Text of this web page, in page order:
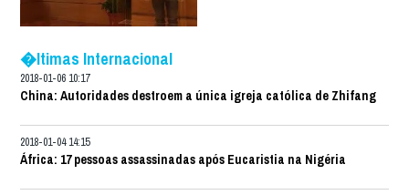
�ltimas Internacional
2018-01-06 10:17
China: Autoridades destroem a única igreja católica de Zhifang
2018-01-04 14:15
África: 17 pessoas assassinadas após Eucaristia na Nigéria